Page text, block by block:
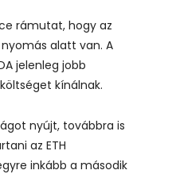
rámutat, hogy az
alatt van. A
jelenleg jobb
kínálnak.
nyújt, továbbra is
az ETH
inkább a második